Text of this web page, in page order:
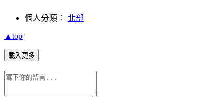
個人分類： 北部
▲top
載入更多